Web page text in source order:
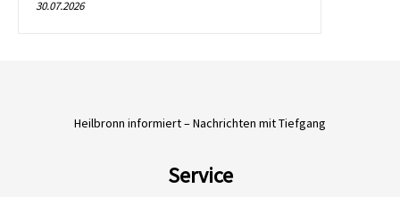
30.07.2026
Heilbronn informiert – Nachrichten mit Tiefgang
Service